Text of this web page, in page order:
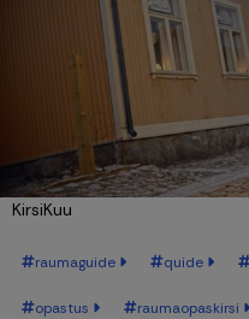
KirsiKuu
raumaguide quide
opastus raumaopaskirsi